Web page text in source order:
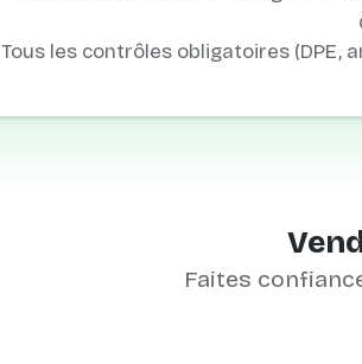
Tous les contrôles obligatoires (DPE,
Faites